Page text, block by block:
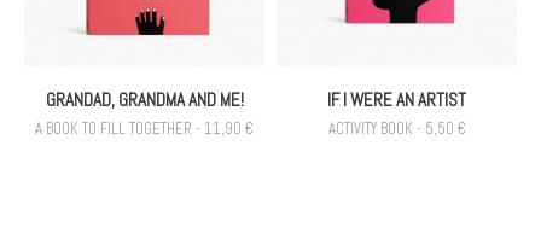
GRANDAD, GRANDMA AND ME!
A BOOK TO FILL TOGETHER - 11,90 €
IF I WERE AN ARTIST
ACTIVITY BOOK - 5,50 €